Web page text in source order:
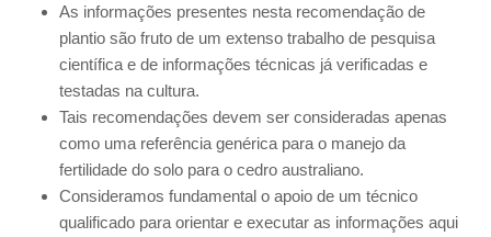
As informações presentes nesta recomendação de
plantio são fruto de um extenso trabalho de pesquisa
científica e de informações técnicas já verificadas e
testadas na cultura.
Tais recomendações devem ser consideradas apenas
como uma referência genérica para o manejo da
fertilidade do solo para o cedro australiano.
Consideramos fundamental o apoio de um técnico
qualificado para orientar e executar as informações aqui